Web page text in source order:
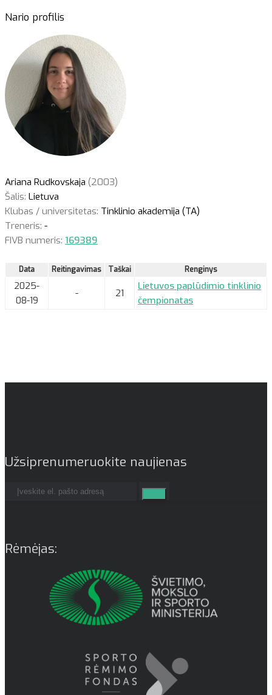
Nario profilis
Ariana Rudkovskaja (2003)
Šalis: Lietuva
Klubas / universitetas: Tinklinio akademija (TA)
Treneris: -
FIVB numeris: 169389
Data Reitingavimas Taškai Renginys
2025-
08-19
- 21
Lietuvos paplūdimio tinklinio
čempionatas
Užsiprenumeruokite naujienas
Rėmėjas: